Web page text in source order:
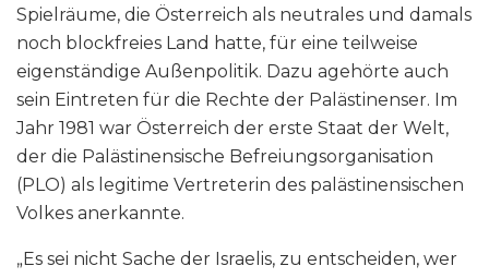
Spielräume, die Österreich als neutrales und damals
noch blockfreies Land hatte, für eine teilweise
eigenständige Außenpolitik. Dazu agehörte auch
sein Eintreten für die Rechte der Palästinenser. Im
Jahr 1981 war Österreich der erste Staat der Welt,
der die Palästinensische Befreiungsorganisation
(PLO) als legitime Vertreterin des palästinensischen
Volkes anerkannte.
„Es sei nicht Sache der Israelis, zu entscheiden, wer